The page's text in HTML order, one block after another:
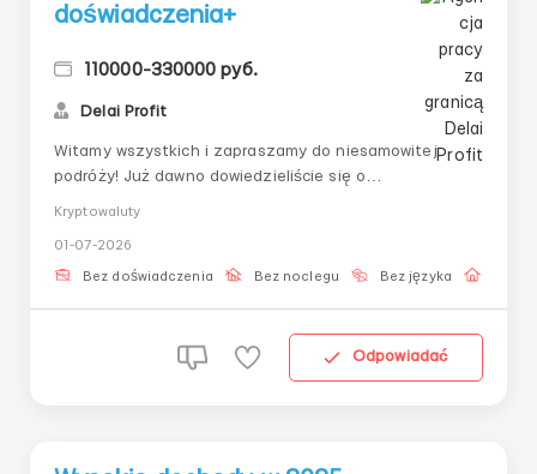
doświadczenia+
110000-330000 руб.
Delai Profit
Witamy wszystkich i zapraszamy do niesamowitej
podróży! Już dawno dowiedzieliście się o
zalet, a co najważniejsze, monetyzować tę dziedzinę
jako główne źródło dochodu? 💡 To więc propozycja...
Kryptowaluty
01-07-2026
Bez doświadczenia Bez noclegu Bez języka
Odpowiadać